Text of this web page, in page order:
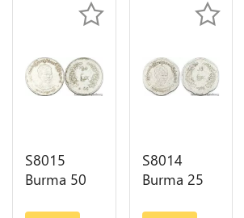
S8015
Burma 50
S8014
Burma 25